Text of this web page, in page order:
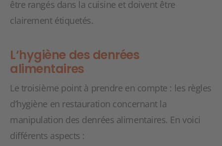
être rangés dans la cuisine et doivent être
clairement étiquetés.
L‘hygiène des denrées
alimentaires
Le troisième point à prendre en compte : les règles
d’hygiène en restauration concernant la
manipulation des denrées alimentaires. En voici
différents aspects :